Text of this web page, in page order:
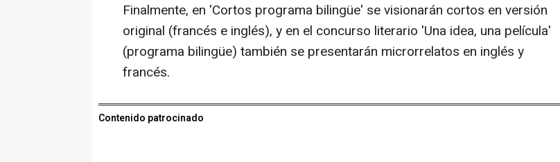
Finalmente, en 'Cortos programa bilingüe' se visionarán cortos en versión
original (francés e inglés), y en el concurso literario 'Una idea, una película'
(programa bilingüe) también se presentarán microrrelatos en inglés y
francés.
Contenido patrocinado